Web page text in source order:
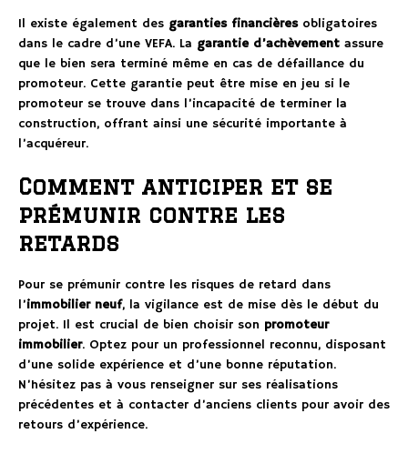
Il existe également des garanties financièresobligatoires
dans le cadre d’une VEFA. La garantie d’achèvement assure
que le bien sera terminé même en cas de défaillance du
promoteur. Cette garantie peut être mise en jeu si le
promoteur se trouve dans l’incapacité de terminer la
construction, offrant ainsi une sécurité importante à
l’acquéreur.
Comment anticiper et se
prémunir contre les
retards
Pour se prémunir contre les risques de retard dans
l’immobilier neuf, la vigilance est de mise dès le début du
projet. Il est crucial de bien choisir son promoteur
immobilier. Optez pour un professionnel reconnu, disposant
d’une solide expérience et d’une bonne réputation.
N’hésitez pas à vous renseigner sur ses réalisations
précédentes et à contacter d’anciens clients pour avoir des
retours d’expérience.